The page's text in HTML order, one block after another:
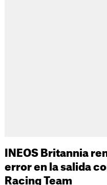
INEOS Britannia
error en la salida
Racing Team